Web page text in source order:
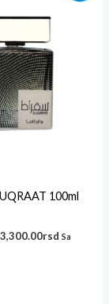
100ml
bila:
3,300.00rsd Sa